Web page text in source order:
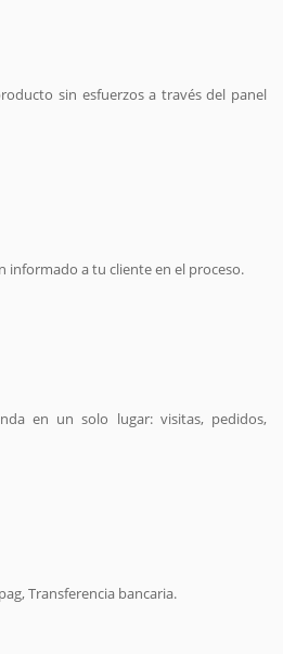
sin esfuerzos a través del panel
informado a tu cliente en el proceso.
en un solo lugar: visitas, pedidos,
Transferencia bancaria.